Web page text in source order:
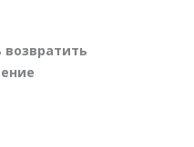
возвратить